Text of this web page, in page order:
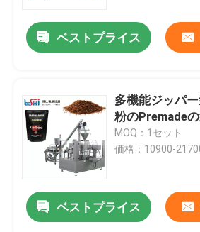
ベストプライス
多機能ジッパ
粉のPremade
MOQ：1セット
価格：10900-
ベストプライス